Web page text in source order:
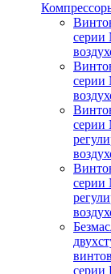
серии
серии
серии
серии
серии